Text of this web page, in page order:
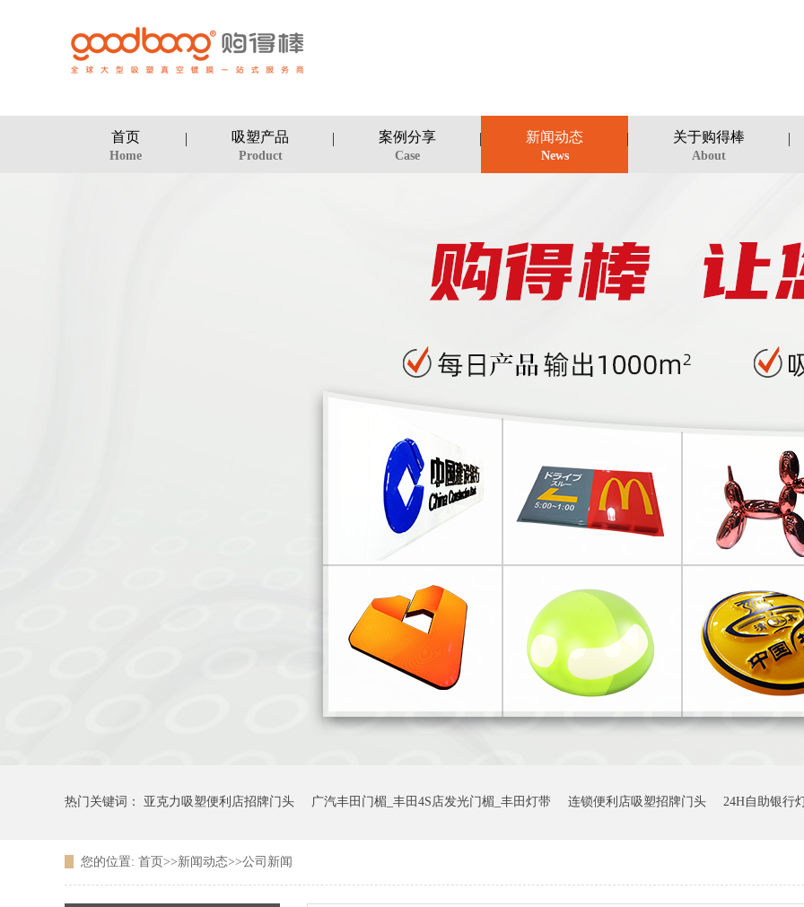
首页
Home
吸塑产品
Product
案例分享
Case
新闻动态
News
关于购得棒
About
热门关键词： 亚克力吸塑便利店招牌门头 广汽丰田门楣_丰田4S店发光门楣_丰田灯带 连锁便利店吸塑招牌门头 24H自助银行
您的位置: 首页 >>新闻动态>>公司新闻